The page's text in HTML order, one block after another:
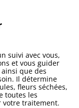
suivi avec vous,
et vous guider
que des
Il détermine
fleurs séchées,
toutes les
traitement.